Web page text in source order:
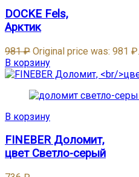
DOCKE Fels,
Арктик
981₽ Original price was: 981 ₽.
В корзину
В корзину
FINEBER Доломит,
цвет Светло-серый